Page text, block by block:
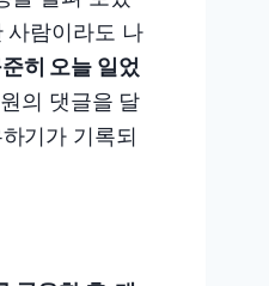
사람이라도 나
히 오늘 일었
의 댓글을 달
기가 기록되